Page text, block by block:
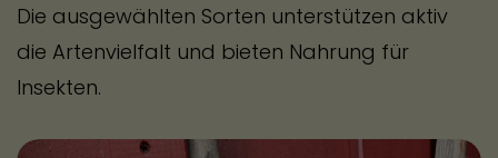
Die ausgewählten Sorten unterstützen aktiv
die Artenvielfalt und bieten Nahrung für
Insekten.